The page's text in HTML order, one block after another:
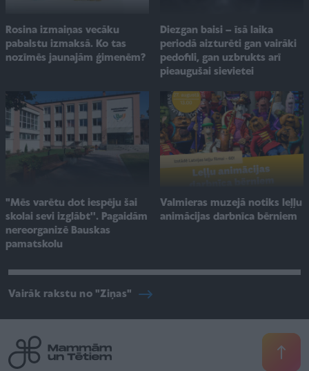
Rosina izmaiņas vecāku
pabalstu izmaksā. Ko tas
nozīmēs jaunajām ģimenēm?
Diezgan baisi – īsā laika
periodā aizturēti gan vairāki
pedofili, gan uzbrukts arī
pieaugušai sievietei
"Mēs varētu dot iespēju šai
skolai sevi izglābt''. Pagaidām
nereorganizē Bauskas
pamatskolu
Valmieras muzejā notiks leļļu
animācijas darbnīca bērniem
Vairāk rakstu no "Ziņas"